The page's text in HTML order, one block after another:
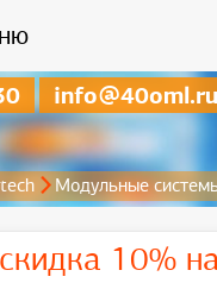
info@40oml.ru
Модульные
скидка 10%